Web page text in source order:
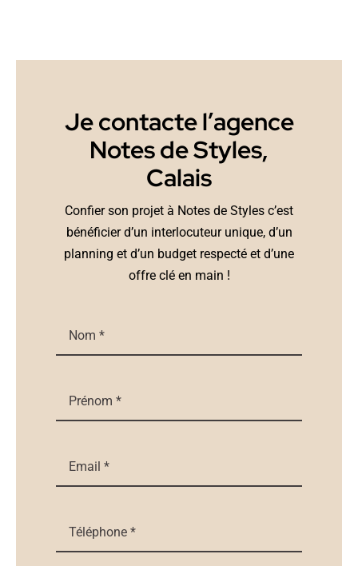
Je contacte l’agence
Notes de Styles,
Calais
Confier son projet à Notes de Styles c’est
bénéficier d’un interlocuteur unique, d’un
planning et d’un budget respecté et d’une
offre clé en main !